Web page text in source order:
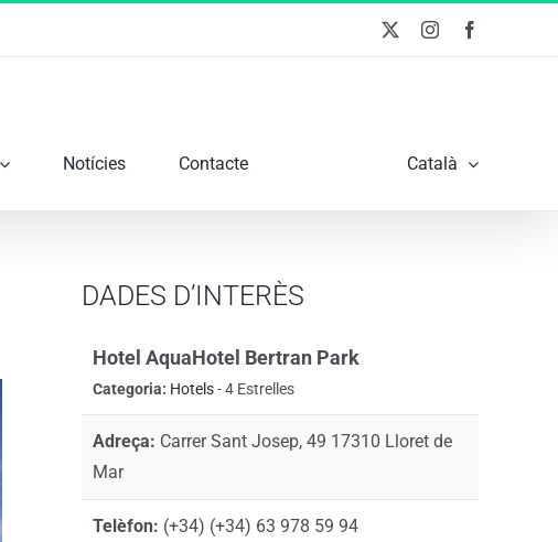
Instagram
Notícies Contacte Català
DADES D’INTERÈS
Hotel AquaHotel Bertran Park
Categoria: Hotels- 4 Estrelles
Adreça: Carrer Sant Josep, 49 17310 Lloret de
Mar
Telèfon: (+34) (+34) 63 978 59 94